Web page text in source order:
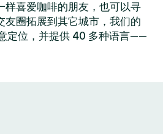
样喜爱咖啡的朋友，也可以寻
圈拓展到其它城市，我们的
定位，并提供 40 多种语言——